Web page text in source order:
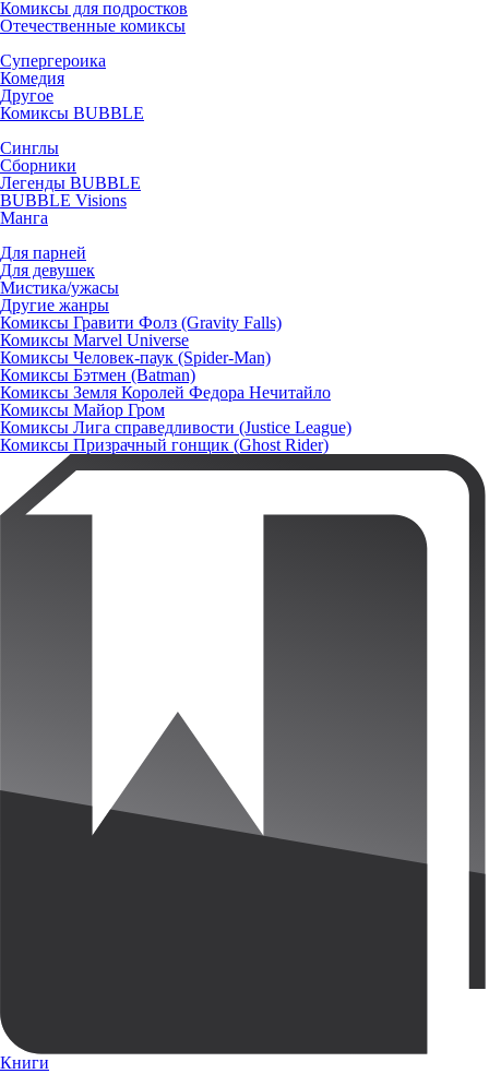
Комиксы для подростков
Отечественные комиксы
Супергероика
Комедия
Другое
Комиксы BUBBLE
Синглы
Сборники
Легенды BUBBLE
BUBBLE Visions
Манга
Для парней
Для девушек
Мистика/ужасы
Другие жанры
Комиксы Гравити Фолз (Gravity Falls)
Комиксы Marvel Universe
Комиксы Человек-паук (Spider-Man)
Комиксы Бэтмен (Batman)
Комиксы Земля Королей Федора Нечитайло
Комиксы Майор Гром
Комиксы Лига справедливости (Justice League)
Комиксы Призрачный гонщик (Ghost Rider)
Книги